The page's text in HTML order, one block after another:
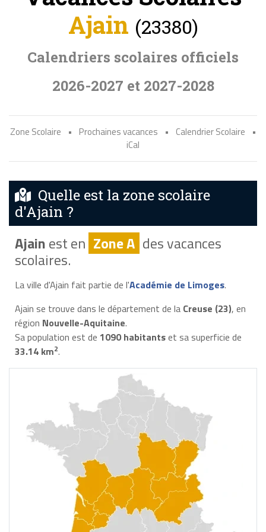
Ajain (23380)
Calendriers scolaires officiels
2026-2027 et 2027-2028
Zone Scolaire • Prochaines vacances • Calendrier Scolaire
•
iCal
Quelle est la zone scolaire
d'Ajain ?
Ajainest en Zone A des vacances
scolaires.
La ville d'Ajain fait partie de l'Académie de Limoges.
Ajain se trouve dans le département de la Creuse (23), en
région Nouvelle-Aquitaine.
Sa population est de 1090 habitantset sa superficie de
33.14 km2.